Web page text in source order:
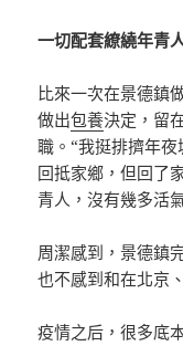
一切配套繚繞年青
比來一次在景德鎮
做出包養決定，留
職。“我挺排擠年
回抵家鄉，但回了
青人，沒有幾多活
周潔感到，景德鎮
也不感到和在北京
疫情之后，很多底